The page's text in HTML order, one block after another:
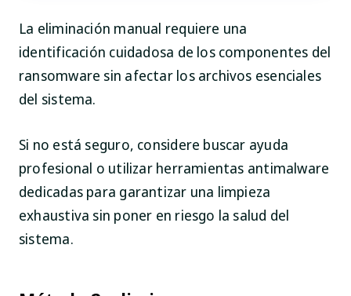
La eliminación manual requiere una
identificación cuidadosa de los componentes del
ransomware sin afectar los archivos esenciales
del sistema.
Si no está seguro, considere buscar ayuda
profesional o utilizar herramientas antimalware
dedicadas para garantizar una limpieza
exhaustiva sin poner en riesgo la salud del
sistema.